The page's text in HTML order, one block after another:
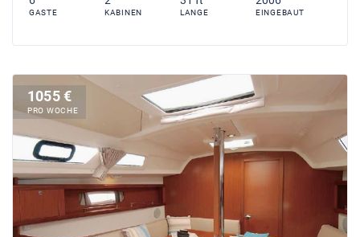
GASTE KABINEN LANGE EINGEBAUT
1055 €
PRO WOCHE